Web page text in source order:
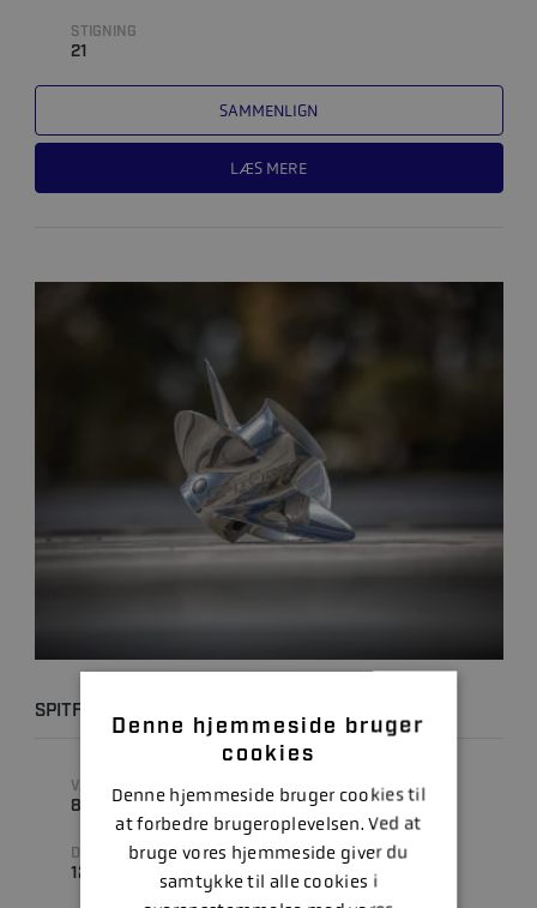
STIGNING
21
SAMMENLIGN
LÆS MERE
SPITFIRE X7 19P
VARENUMMER
8M0151363 19 " (TOMMER)
DIAMETER
12.7 " (TOMMER)
ANTAL BLADE
4
Denne hjemmeside bruger
cookies
Denne hjemmeside bruger cookies til
at forbedre brugeroplevelsen. Ved at
bruge vores hjemmeside giver du
samtykke til alle cookies i